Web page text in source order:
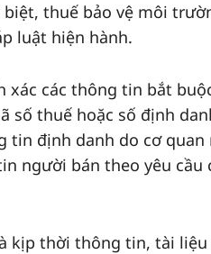
thuế bảo vệ môi
luật hiện hành.
xác các thông tin bắt
số thuế hoặc số định
tin định danh do cơ quan
người bán theo yêu cầu
kịp thời thông tin, tài